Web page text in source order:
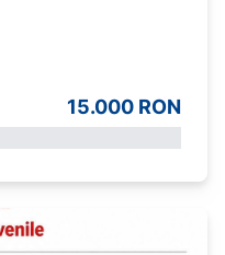
15.000 RON